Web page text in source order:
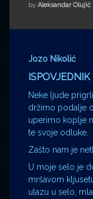
Impressum
Milenko Strižak
Drugi autori
Drugi autori
Matea Andrić
Željko Krznarić
Mario Lovreković
Miroslav Šantek
by Aleksandar Olujić
Jozo Nikolić
ISPOVJEDNIK
Neke ljude
držimo podalje
uperimo koplje
te svoje odluke.
Zašto nam je
U moje selo je
mršavom
ulazu u selo,